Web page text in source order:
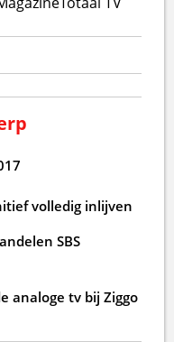
volledig inlijven
SBS
analoge tv bij Ziggo